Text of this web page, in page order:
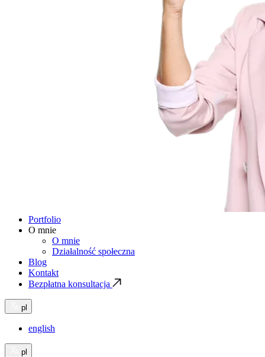
Portfolio
O mnie
O mnie
Działalność społeczna
Blog
Kontakt
Bezpłatna konsultacja
pl
english
pl